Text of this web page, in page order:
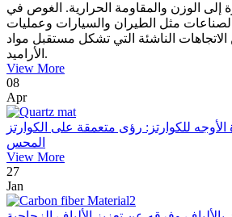
إلى الوزن والمقاومة الحرارية. الغوص في
الصناعات مثل الطيران والسيارات وعمليات
الناشئة التي تشكل مستقبل مواد
الأراميد.
View More
08
Apr
الأوجه للكوارتز: رؤى متعمقة على الكوارتز
المحس
View More
27
Jan